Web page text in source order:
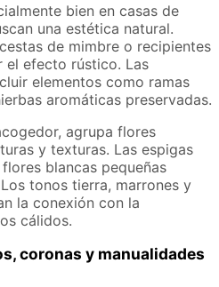
bien en casas de
una estética natural.
de mimbre o recipientes
el efecto rústico. Las
elementos como ramas
aromáticas preservadas.
agrupa flores
y texturas. Las espigas
blancas pequeñas
tonos tierra, marrones y
la conexión con la
cálidos.
coronas y manualidades